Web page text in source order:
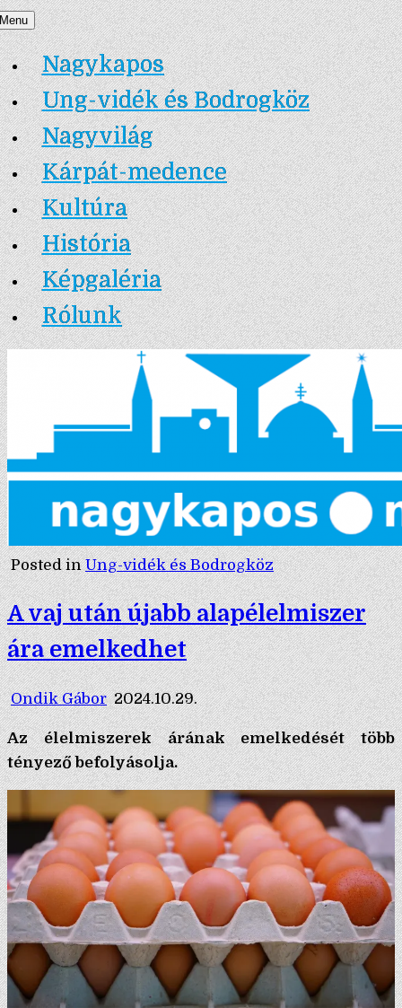
Skip
to
content
Nagykapos.ma
Nagykapos
Ung-vidék és Bodrogköz
Nagyvilág
Kárpát-medence
Kultúra
História
Képgaléria
Rólunk
Posted inUng-vidék és Bodrogköz
A vaj után újabb alapélelmiszer
ára emelkedhet
Ondik Gábor 2024.10.29.
Az élelmiszerek árának emelkedését több
tényező befolyásolja.